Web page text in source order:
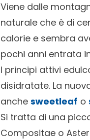
Viene dalle
naturale che è di
calorie e sembra
pochi anni entrata
I principi attivi
disidratate. La
anche sweetleaf o
Si tratta di una
Compositae o